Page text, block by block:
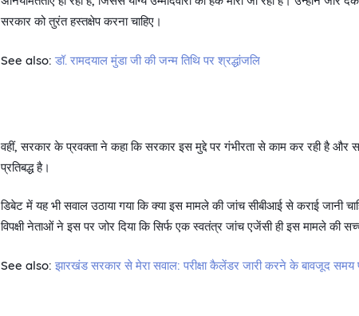
सरकार को तुरंत हस्तक्षेप करना चाहिए।
See also:डॉ. रामदयाल मुंडा जी की जन्म तिथि पर श्रद्धांजलि
वहीं, सरकार के प्रवक्ता ने कहा कि सरकार इस मुद्दे पर गंभीरता से काम कर रही है
प्रतिबद्ध है।
डिबेट में यह भी सवाल उठाया गया कि क्या इस मामले की जांच सीबीआई से कराई जानी
विपक्षी नेताओं ने इस पर जोर दिया कि सिर्फ एक स्वतंत्र जांच एजेंसी ही इस मामले की
See also:झारखंड सरकार से मेरा सवाल: परीक्षा कैलेंडर जारी करने के बावजूद समय पर